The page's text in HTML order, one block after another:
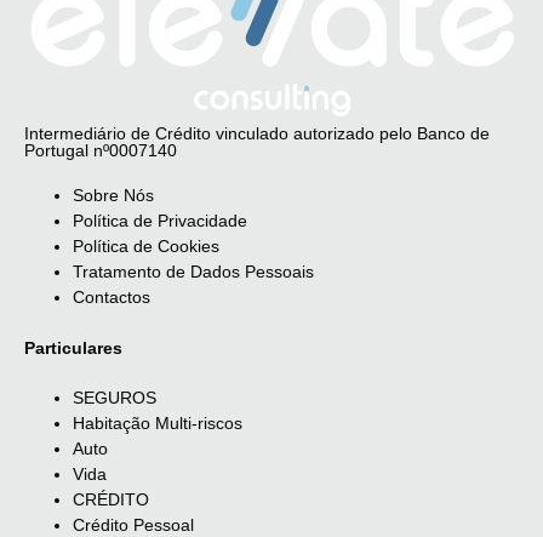
Intermediário de Crédito vinculado autorizado pelo Banco de
Portugal nº0007140
Sobre Nós
Política de Privacidade
Política de Cookies
Tratamento de Dados Pessoais
Contactos
Particulares
SEGUROS
Habitação Multi-riscos
Auto
Vida
CRÉDITO
Crédito Pessoal